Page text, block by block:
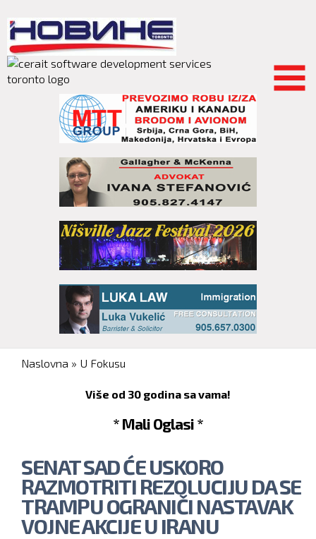
main
content
You are here
Naslovna » U Fokusu
Više od 30 godina sa vama!
* Mali Oglasi *
SENAT SAD ĆE USKORO
RAZMOTRITI REZOLUCIJU DA SE
TRAMPU OGRANIČI NASTAVAK
VOJNE AKCIJE U IRANU